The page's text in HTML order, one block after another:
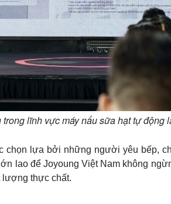
lĩnh vực máy nấu sữa hạt tự động
chọn lựa bởi những người yêu bếp,
lao để Joyoung Việt Nam không
lượng thực chất.